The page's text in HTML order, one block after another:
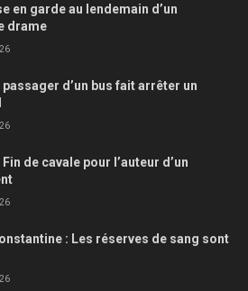
en garde au lendemain d’un
drame
passager d’un bus fait arrêter un
de cavale pour l’auteur d’un
: Les réserves de sang sont